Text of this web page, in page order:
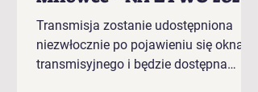
Transmisja zostanie udostępniona
niezwłocznie po pojawieniu się okna
transmisyjnego i będzie dostępna